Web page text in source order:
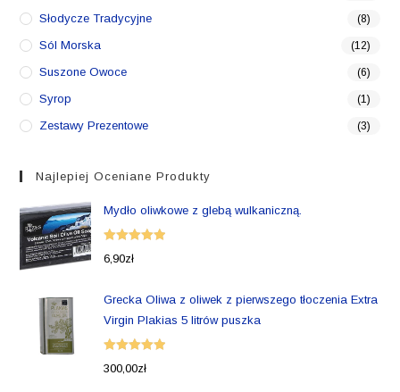
Słodycze Tradycyjne (8)
Sól Morska (12)
Suszone Owoce (6)
Syrop (1)
Zestawy Prezentowe (3)
Najlepiej Oceniane Produkty
Mydło oliwkowe z glebą wulkaniczną.
Oceniono
6,90zł
Grecka Oliwa z oliwek z pierwszego tłoczenia Extra
Virgin Plakias 5 litrów puszka
Oceniono
300,00zł